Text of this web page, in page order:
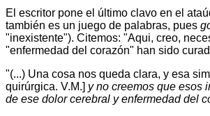
El escritor pone el último clavo en el
también es un juego de palabras, pues
"inexistente"). Citemos: "Aqui, creo,
"enfermedad del corazón" han sido
"(...) Una cosa nos queda clara, y esa
quirúrgica. V.M.] y no creemos que esos
de ese dolor cerebral y enfermedad del